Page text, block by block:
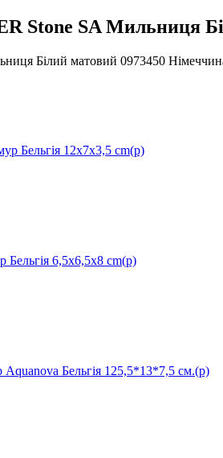
Stone SA Мильниця
Білий матовий 0973450
Бельгія 12x7x3,5 cm(р)
6,5x6,5x8 cm(р)
Бельгія 125,5*13*7,5 см.(р)